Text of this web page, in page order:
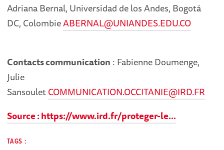
Adriana Bernal, Universidad de los Andes, Bogotá
DC, ColombieABERNAL@UNIANDES.EDU.CO
Contacts communication : Fabienne Doumenge,
Julie
SansouletCOMMUNICATION.OCCITANIE@IRD.FR
Source :https://www.ird.fr/proteger-le...
TAGS :